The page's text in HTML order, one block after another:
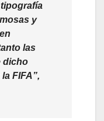
y
las
dicho
FIFA”,